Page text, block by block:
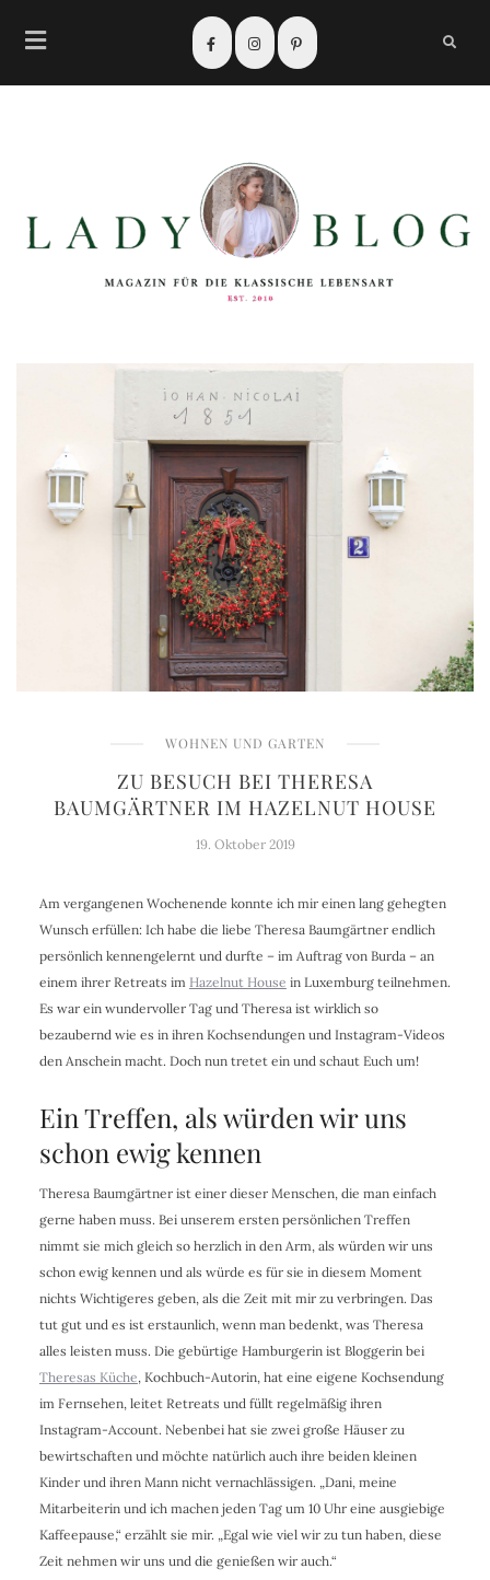
WOHNEN UND GARTEN
ZU BESUCH BEI THERESA
BAUMGÄRTNER IM HAZELNUT HOUSE
19. Oktober 2019
Am vergangenen Wochenende konnte ich mir einen lang gehegten
Wunsch erfüllen: Ich habe die liebe Theresa Baumgärtner endlich
persönlich kennengelernt und durfte – im Auftrag von Burda – an
einem ihrer Retreats im Hazelnut House in Luxemburg teilnehmen.
Es war ein wundervoller Tag und Theresa ist wirklich so
bezaubernd wie es in ihren Kochsendungen und Instagram-Videos
den Anschein macht. Doch nun tretet ein und schaut Euch um!
Ein Treffen, als würden wir uns
schon ewig kennen
Theresa Baumgärtner ist einer dieser Menschen, die man einfach
gerne haben muss. Bei unserem ersten persönlichen Treffen
nimmt sie mich gleich so herzlich in den Arm, als würden wir uns
schon ewig kennen und als würde es für sie in diesem Moment
nichts Wichtigeres geben, als die Zeit mit mir zu verbringen. Das
tut gut und es ist erstaunlich, wenn man bedenkt, was Theresa
alles leisten muss. Die gebürtige Hamburgerin ist Bloggerin bei
Theresas Küche, Kochbuch-Autorin, hat eine eigene Kochsendung
im Fernsehen, leitet Retreats und füllt regelmäßig ihren
Instagram-Account. Nebenbei hat sie zwei große Häuser zu
bewirtschaften und möchte natürlich auch ihre beiden kleinen
Kinder und ihren Mann nicht vernachlässigen. „Dani, meine
Mitarbeiterin und ich machen jeden Tag um 10 Uhr eine ausgiebige
Kaffeepause,“ erzählt sie mir. „Egal wie viel wir zu tun haben, diese
Zeit nehmen wir uns und die genießen wir auch.“